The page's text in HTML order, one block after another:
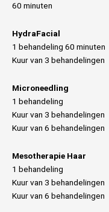
60 minuten
HydraFacial
1 behandeling 60 minuten
Kuur van 3 behandelingen
Microneedling
1 behandeling
Kuur van 3 behandelingen
Kuur van 6 behandelingen
Mesotherapie Haar
1 behandeling
Kuur van 3 behandelingen
Kuur van 6 behandelingen